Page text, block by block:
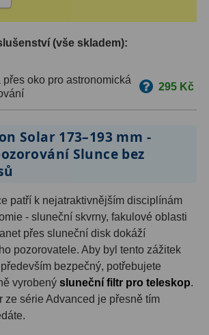
6
23
(vše skladem):
přes oko pro astronomická
295 Kč
Solar 173–193 mm -
Slunce bez
patří k nejatraktivnějším disciplínám
- sluneční skvrny, fakulové oblasti
přes sluneční disk dokáží
pozorovatele. Aby byl tento zážitek
bezpečný, potřebujete
vyrobený sluneční filtr pro teleskop.
ze série Advanced je přesně tím